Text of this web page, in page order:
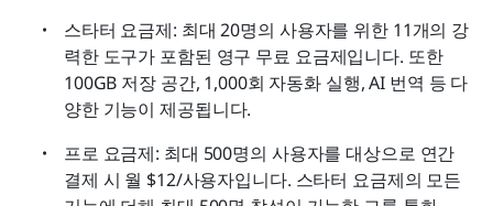
스타터 요금제: 최대 20명의 사용자를 위한 11개의 강
력한 도구가 포함된 영구 무료 요금제입니다. 또한
100GB 저장 공간, 1,000회 자동화 실행, AI 번역 등 다
양한 기능이 제공됩니다.
프로 요금제: 최대 500명의 사용자를 대상으로 연간
결제 시 월 $12/사용자입니다. 스타터 요금제의 모든